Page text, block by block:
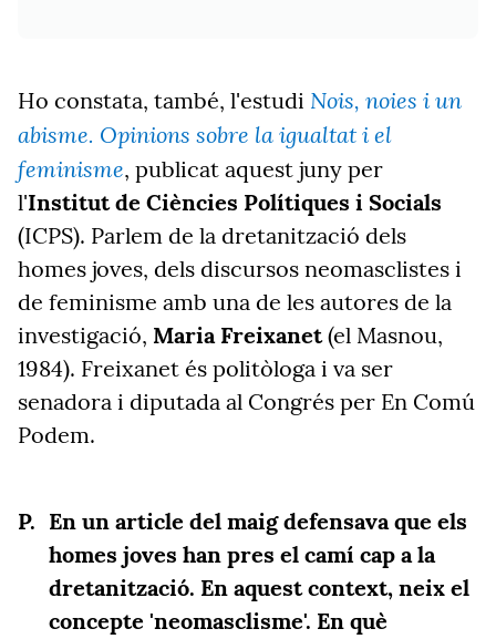
Ho constata, també, l'estudi Nois, noies i un
abisme. Opinions sobre la igualtat i el
feminisme, publicat aquest juny per
l'Institut de Ciències Polítiques i Socials
(ICPS). Parlem de la dretanització dels
homes joves, dels discursos neomasclistes i
de feminisme amb una de les autores de la
investigació, Maria Freixanet(el Masnou,
1984). Freixanet és politòloga i va ser
senadora i diputada al Congrés per En Comú
Podem.
En un article del maig defensava que els
homes joves han pres el camí cap a la
dretanització. En aquest context, neix el
concepte 'neomasclisme'. En què